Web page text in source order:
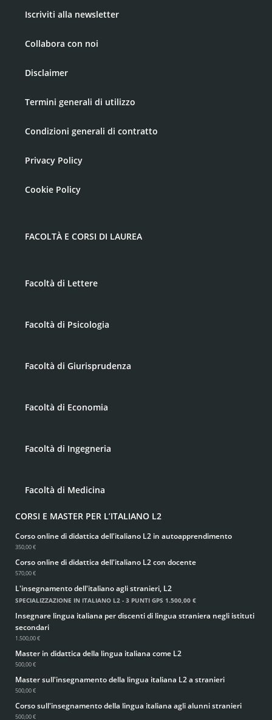
Iscriviti alla newsletter
Collabora con noi
Disclaimer
Termini generali di utilizzo
Condizioni generali di contratto
Privacy Policy
Cookie Policy
FACOLTÀ E CORSI DI LAUREA
Facoltà di Lettere
Facoltà di Psicologia
Facoltà di Giurisprudenza
Facoltà di Economia
Facoltà di Ingegneria
Facoltà di Medicina
CORSI E MASTER PER L’ITALIANO L2
Corso online di didattica dell'italiano L2 in autoapprendimento
350,00 €
Corso online di didattica dell'italiano L2 con docente
570,00 €
L'insegnamento dell'italiano agli stranieri, L2
SPECIALIZZAZIONE IN ITALIANO L2 - 3 PUNTI GPS 1.500,00 €
Insegnare lingua italiana per discenti di lingua straniera negli istituti
secondari
1.500,00 €
Master in didattica della lingua italiana come L2
500,00 €
Master sull'insegnamento della lingua italiana L2 a stranieri
500,00 €
Corso sull'insegnamento della lingua italiana agli alunni stranieri
500,00 €